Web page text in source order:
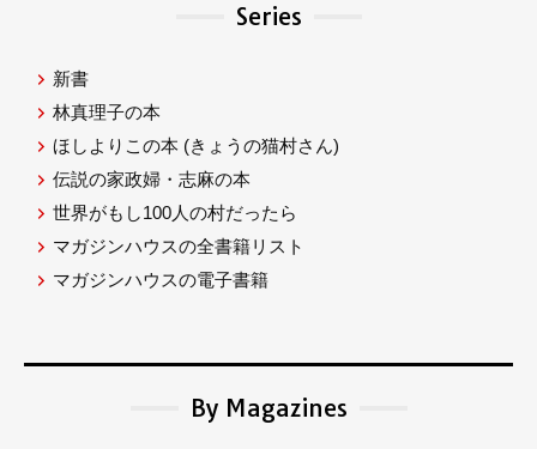
Series
新書
林真理子の本
ほしよりこの本 (きょうの猫村さん)
伝説の家政婦・志麻の本
世界がもし100人の村だったら
マガジンハウスの全書籍リスト
マガジンハウスの電子書籍
By Magazines